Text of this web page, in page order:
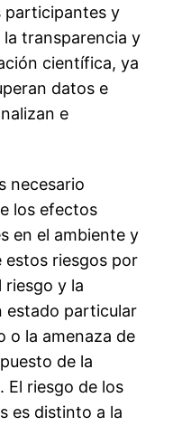
participantes y
la transparencia y
científica, ya
datos e
e
necesario
los efectos
en el ambiente y
estos riesgos por
riesgo y la
estado particular
o la amenaza de
de la
El riesgo de los
es distinto a la